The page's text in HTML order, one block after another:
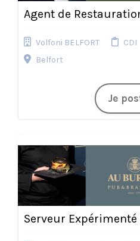
Agent de
Volfoni BELFORT CDI
Belfort
Je
Serveur Expérimenté